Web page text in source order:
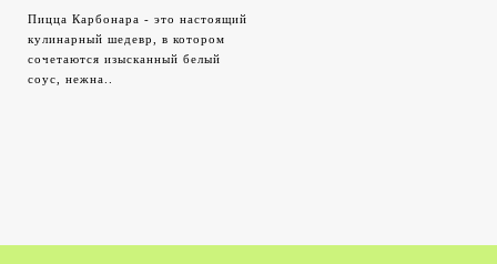
Пицца Карбонара - это настоящий
кулинарный шедевр, в котором
сочетаются изысканный белый
соус, нежна..